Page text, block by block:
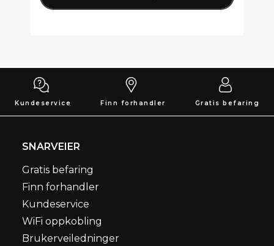
Kundeservice Finn forhandler Gratis befaring
SNARVEIER
Gratis befaring
Finn forhandler
Kundeservice
WiFi oppkobling
Brukerveiledninger